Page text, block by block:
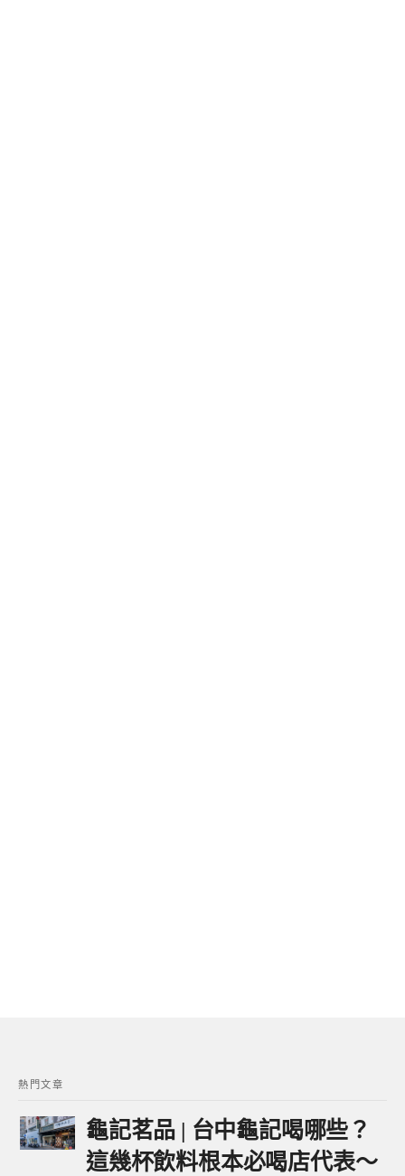
熱門文章
龜記茗品 | 台中龜記喝哪些？
這幾杯飲料根本必喝店代表～